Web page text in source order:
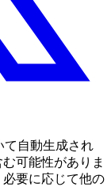
て自動生成され
可能性がありま
要に応じて他の